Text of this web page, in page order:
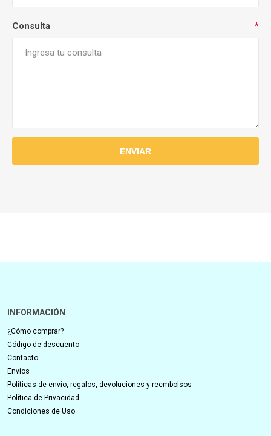
Consulta *
INFORMACIÓN
¿Cómo comprar?
Código de descuento
Contacto
Envíos
Políticas de envío, regalos, devoluciones y reembolsos
Política de Privacidad
Condiciones de Uso